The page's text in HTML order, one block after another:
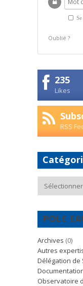
Oublié ?
235
Likes
RSS
POLE
Archives (0)
Autres
Délégation de
Observatoire